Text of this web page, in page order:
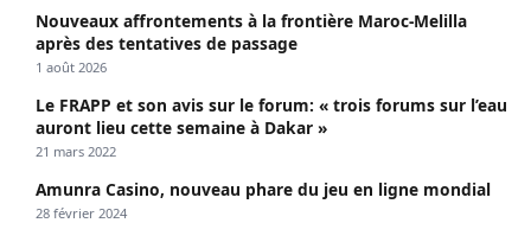
Nouveaux affrontements à la frontière Maroc-Melilla
après des tentatives de passage
1 août 2026
Le FRAPP et son avis sur le forum: « trois forums sur l’eau
auront lieu cette semaine à Dakar »
21 mars 2022
Amunra Casino, nouveau phare du jeu en ligne mondial
28 février 2024